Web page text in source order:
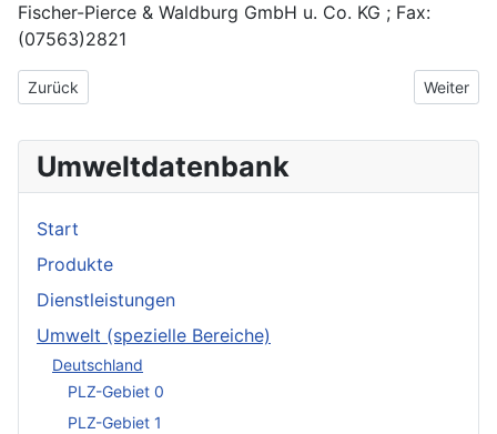
Fischer-Pierce & Waldburg GmbH u. Co. KG ; Fax:
(07563)2821
Vorheriger Beitrag: Ferrotest Werkstoffprüfung GmbH
Zurück Nächster
Weiter
Umweltdatenbank
Start
Produkte
Dienstleistungen
Umwelt (spezielle Bereiche)
Deutschland
PLZ-Gebiet 0
PLZ-Gebiet 1